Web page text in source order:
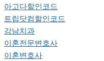
아고다할인코드
트립닷컴할인코드
강남치과
이혼전문변호사
이혼변호사